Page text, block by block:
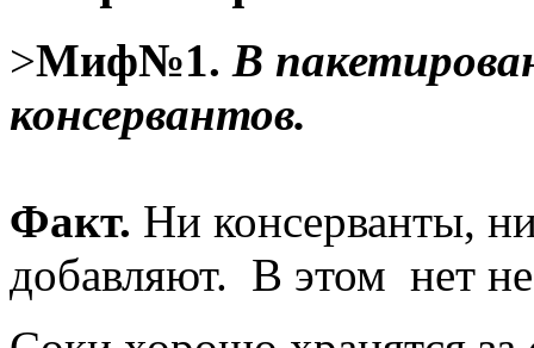
>Миф№1. В
консервантов.
Факт. Ни консерванты,
добавляют. В этом нет